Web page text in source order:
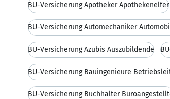
BU-Versicherung Apotheker Apothekenelfer
BU-Versicherung Azubis Auszubildende
BU-Versicherung Bauingenieure
BU-Versicherung Buchhalter